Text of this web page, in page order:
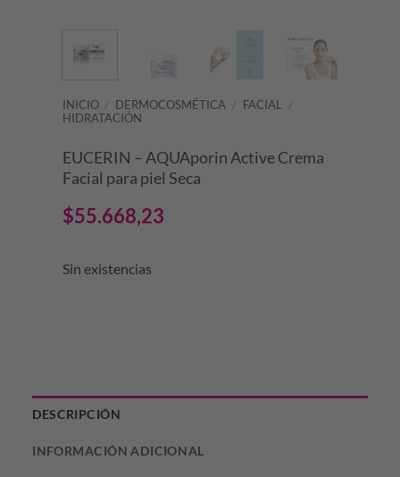
INICIO / DERMOCOSMÉTICA / FACIAL
/
HIDRATACIÓN
EUCERIN – AQUAporin Active Crema
Facial para piel Seca
$55.668,23
Sin existencias
DESCRIPCIÓN
INFORMACIÓN ADICIONAL